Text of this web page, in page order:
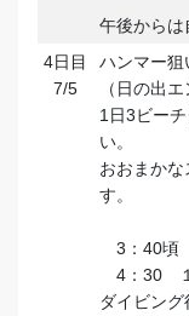
午後からは
4日目
7/5
ハンマー狙
（日の出エ
1日3ビー
い。
おおまかな
す。
3：40頃
4：30
ダイビン